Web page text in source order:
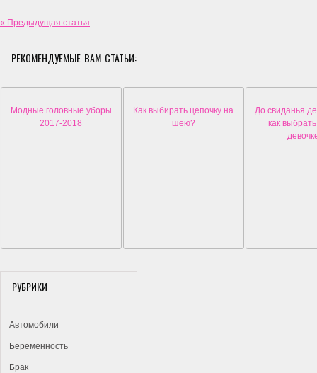
« Предыдущая статья
РЕКОМЕНДУЕМЫЕ ВАМ СТАТЬИ:
Модные головные уборы
2017-2018
Как выбирать цепочку на
шею?
До свиданья
как
РУБРИКИ
Автомобили
Беременность
Брак